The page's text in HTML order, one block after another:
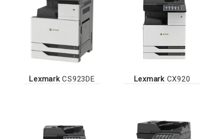
LexmarkCS923DE LexmarkCX920